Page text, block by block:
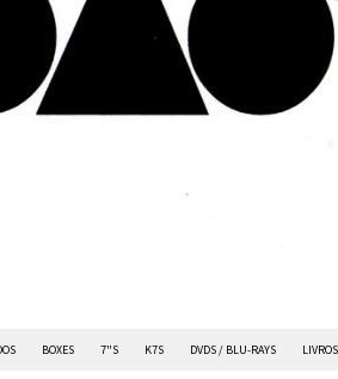
BOXES 7"S K7S DVDS / BLU-RAYS LIVROS